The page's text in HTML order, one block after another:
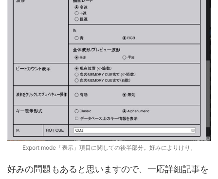
Export mode「表示」項目に関しての後半部分。好みによりけり。
好みの問題もあると思いますので、一応詳細記事を